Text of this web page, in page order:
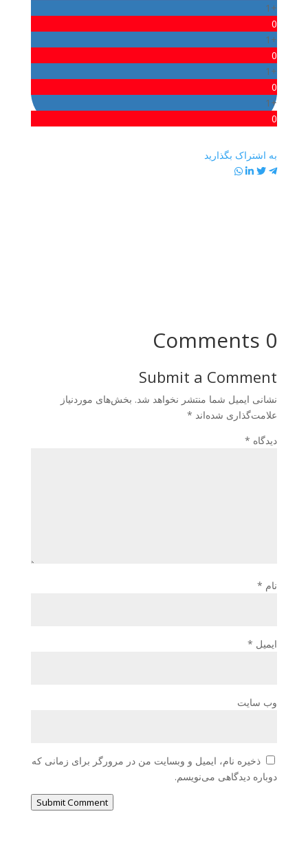
+1
0
+1
0
+1
0
+1
0
به اشتراک بگذارید
0 Comments
Submit a Comment
نشانی ایمیل شما منتشر نخواهد شد. بخش‌های موردنیاز
علامت‌گذاری شده‌اند *
دیدگاه *
نام *
ایمیل *
وب‌ سایت
ذخیره نام، ایمیل و وبسایت من در مرورگر برای زمانی که
دوباره دیدگاهی می‌نویسم.
Submit Comment